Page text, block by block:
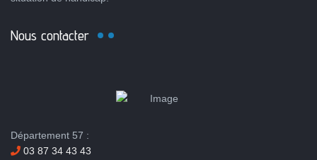
Nous contacter
Département 57 :
03 87 34 43 43